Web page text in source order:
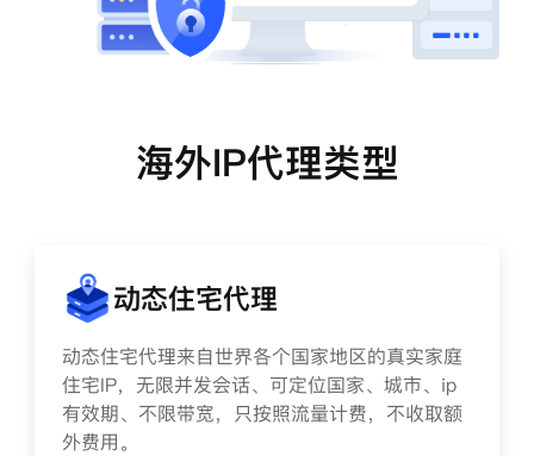
海外IP代理类型
动态住宅代理
动态住宅代理来自世界各个国家地区的真实家庭
住宅IP，无限并发会话、可定位国家、城市、ip
有效期、不限带宽，只按照流量计费，不收取额
外费用。